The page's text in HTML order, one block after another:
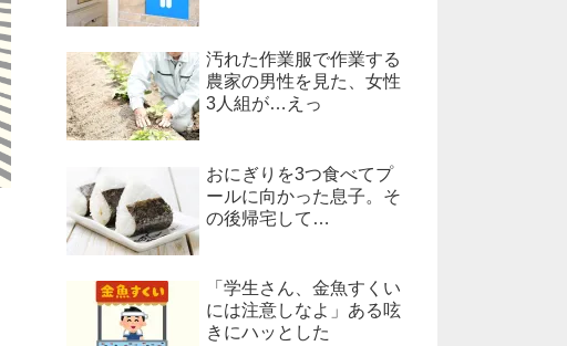
汚れた作業服で作業する
農家の男性を見た、女性
3人組が…えっ
おにぎりを3つ食べてプ
ールに向かった息子。そ
の後帰宅して…
「学生さん、金魚すくい
には注意しなよ」ある呟
きにハッとした